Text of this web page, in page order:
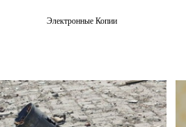
Электронные Копии